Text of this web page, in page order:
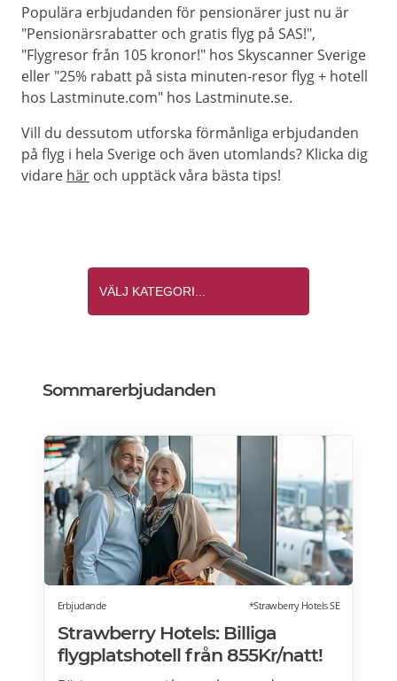
Populära erbjudanden för pensionärer just nu är
"Pensionärsrabatter och gratis flyg på SAS!",
"Flygresor från 105 kronor!" hos Skyscanner Sverige
eller "25% rabatt på sista minuten-resor flyg + hotell
hos Lastminute.com" hos Lastminute.se.
Vill du dessutom utforska förmånliga erbjudanden
på flyg i hela Sverige och även utomlands? Klicka dig
vidare här och upptäck våra bästa tips!
Sommarerbjudanden
Erbjudande *Strawberry Hotels SE
Strawberry Hotels: Billiga
flygplatshotell från 855Kr/natt!